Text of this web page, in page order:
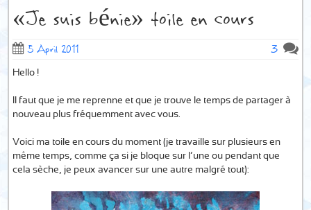
«Je suis bénie» toile en cours
5 April 2011 3
Hello !
Il faut que je me reprenne et que je trouve le temps de partager à
nouveau plus fréquemment avec vous.
Voici ma toile en cours du moment (je travaille sur plusieurs en
même temps, comme ça si je bloque sur l’une ou pendant que
cela sèche, je peux avancer sur une autre malgré tout):